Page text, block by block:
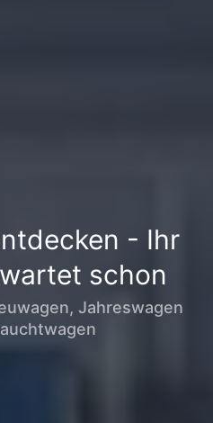
- Ihr
schon
Jahreswagen